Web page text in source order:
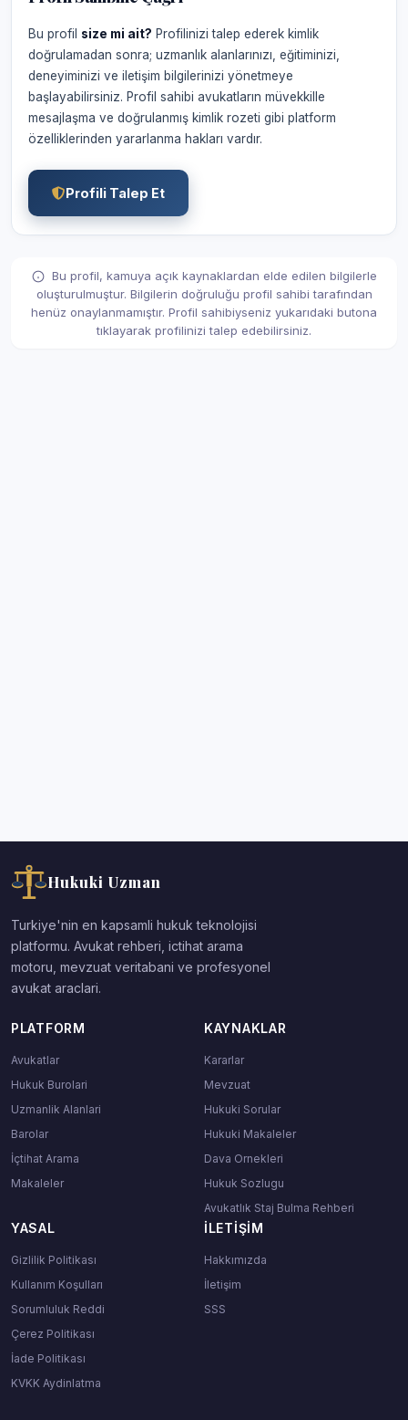
Bu profil size mi ait? Profilinizi talep ederek kimlik
doğrulamadan sonra; uzmanlık alanlarınızı, eğitiminizi,
deneyiminizi ve iletişim bilgilerinizi yönetmeye
başlayabilirsiniz. Profil sahibi avukatların müvekkille
mesajlaşma ve doğrulanmış kimlik rozeti gibi platform
özelliklerinden yararlanma hakları vardır.
Profili Talep Et
Bu profil, kamuya açık kaynaklardan elde edilen bilgilerle
oluşturulmuştur. Bilgilerin doğruluğu profil sahibi tarafından
henüz onaylanmamıştır. Profil sahibiyseniz yukarıdaki butona
tıklayarak profilinizi talep edebilirsiniz.
Hukuki Uzman
Turkiye'nin en kapsamli hukuk teknolojisi
platformu. Avukat rehberi, ictihat arama
motoru, mevzuat veritabani ve profesyonel
avukat araclari.
PLATFORM
Avukatlar
Hukuk Burolari
Uzmanlik Alanlari
Barolar
İçtihat Arama
Makaleler
KAYNAKLAR
Kararlar
Mevzuat
Hukuki Sorular
Hukuki Makaleler
Dava Ornekleri
Hukuk Sozlugu
Avukatlık Staj Bulma Rehberi
YASAL
Gizlilik Politikası
Kullanım Koşulları
Sorumluluk Reddi
Çerez Politikası
İade Politikası
KVKK Aydinlatma
İLETIŞIM
Hakkımızda
İletişim
SSS